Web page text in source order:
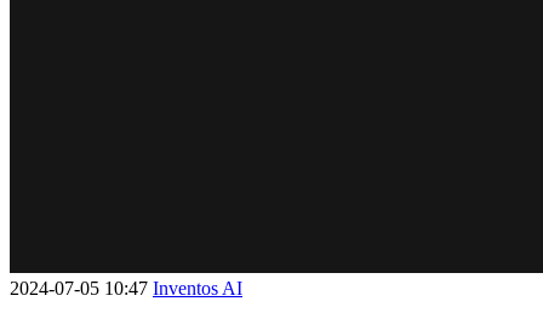
2024-07-05 10:47 Inventos AI